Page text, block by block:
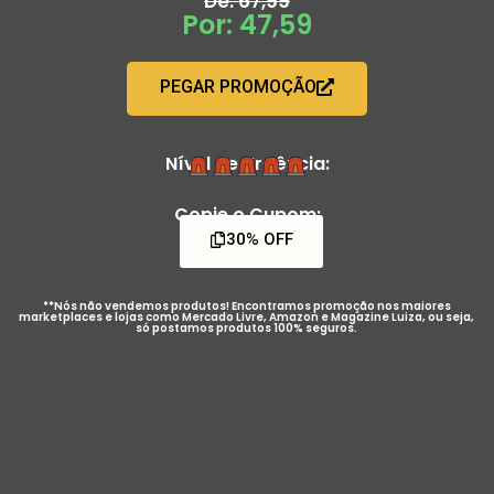
Por: 47,59
PEGAR PROMOÇÃO
Nível de Urgência:
Copie o Cupom:
30% OFF
**Nós não vendemos produtos! Encontramos promoção nos maiores
marketplaces e lojas como Mercado Livre, Amazon e Magazine Luiza, ou seja,
só postamos produtos 100% seguros.